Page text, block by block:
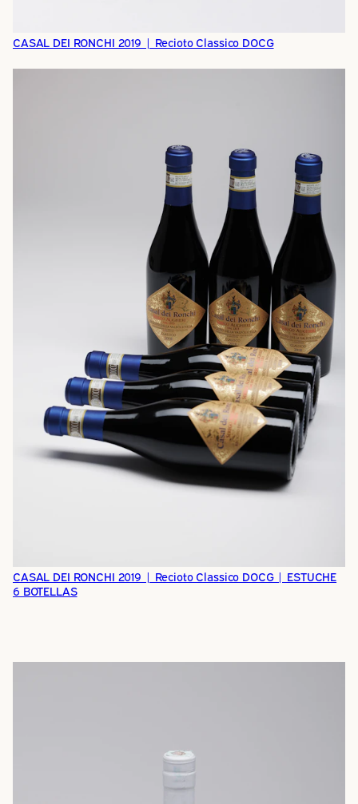
CASAL DEI RONCHI 2019 | Recioto Classico DOCG
CASAL DEI RONCHI 2019 | Recioto Classico DOCG | ESTUCHE
6 BOTELLAS